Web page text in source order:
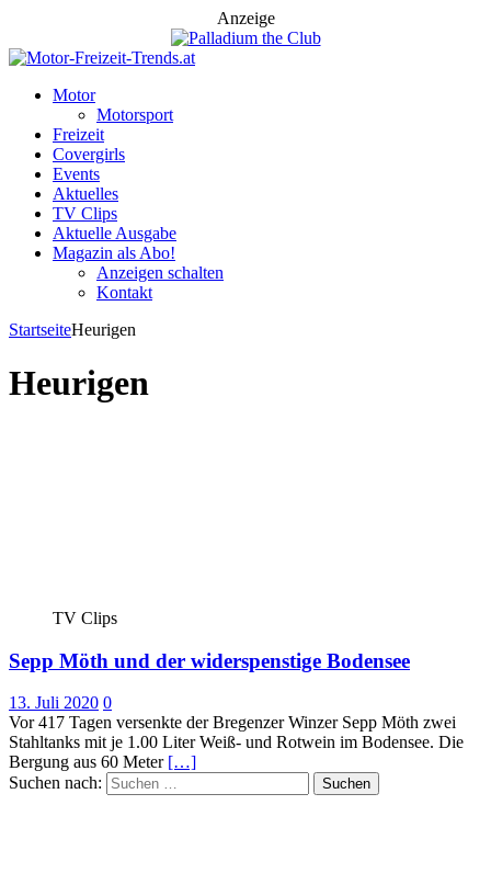
Anzeige
Motor
Motorsport
Freizeit
Covergirls
Events
Aktuelles
TV Clips
Aktuelle Ausgabe
Magazin als Abo!
Anzeigen schalten
Kontakt
StartseiteHeurigen
Heurigen
TV Clips
Sepp Möth und der widerspenstige Bodensee
13. Juli 2020 0
Vor 417 Tagen versenkte der Bregenzer Winzer Sepp Möth zwei
Stahltanks mit je 1.00 Liter Weiß- und Rotwein im Bodensee. Die
Bergung aus 60 Meter […]
Suchen nach: